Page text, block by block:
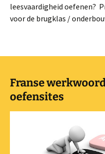
leesvaardigheid oefenen?
voor de brugklas /
Franse
oefensites